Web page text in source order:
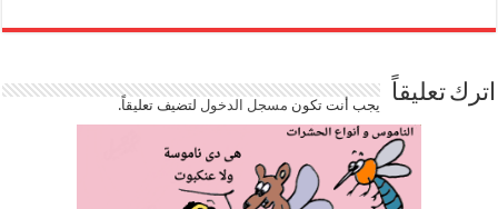
اترك تعليقاً يجب أنت تكون مسجل الدخوللتضيف تعليقاً.